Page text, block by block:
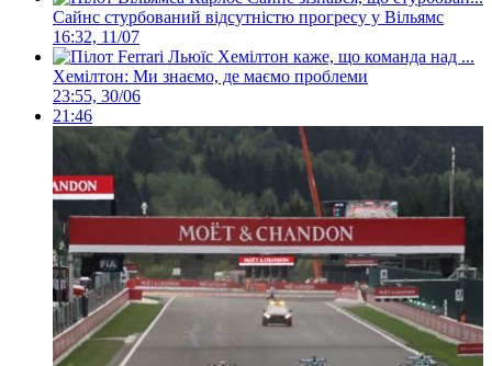
Сайнс стурбований відсутністю прогресу у Вільямс
16:32, 11/07
Хемілтон: Ми знаємо, де маємо проблеми
23:55, 30/06
21:46